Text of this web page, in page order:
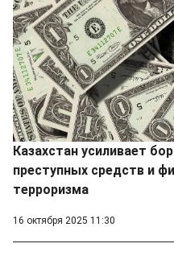
Казахстан усиливает
преступных средств и
терроризма
16 октября 2025 11:30